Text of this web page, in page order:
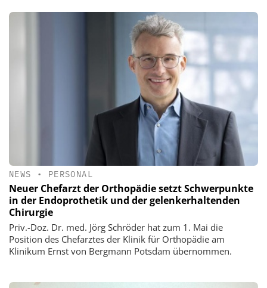
NEWS • PERSONAL
Neuer Chefarzt der Orthopädie setzt Schwerpunkte
in der Endoprothetik und der gelenkerhaltenden
Chirurgie
Priv.-Doz. Dr. med. Jörg Schröder hat zum 1. Mai die
Position des Chefarztes der Klinik für Orthopädie am
Klinikum Ernst von Bergmann Potsdam übernommen.